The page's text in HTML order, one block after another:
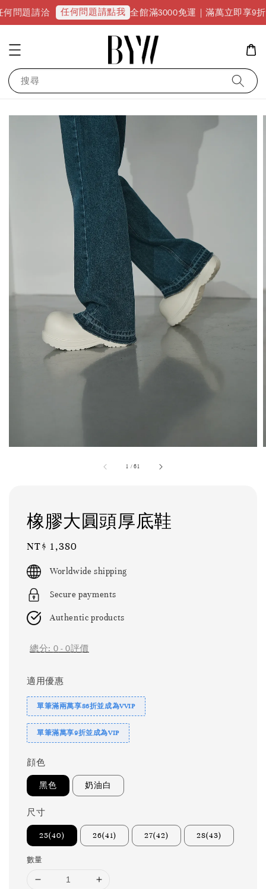
洽 任何問題請點我 全館滿3000免運｜滿萬立即享9折優惠並
搜尋
1 /61
橡膠大圓頭厚底鞋
Regular
price
NT$ 1,380
Worldwide shipping
Secure payments
Authentic products
總分: 0 - 0評價
適用優惠
單筆滿兩萬享86折並成為VVIP
單筆滿萬享9折並成為VIP
顔色
黑色 奶油白
尺寸
25(40) 26(41) 27(42) 28(43)
數量